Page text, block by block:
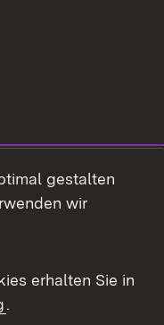
gestalten
wir
erhalten Sie in
.